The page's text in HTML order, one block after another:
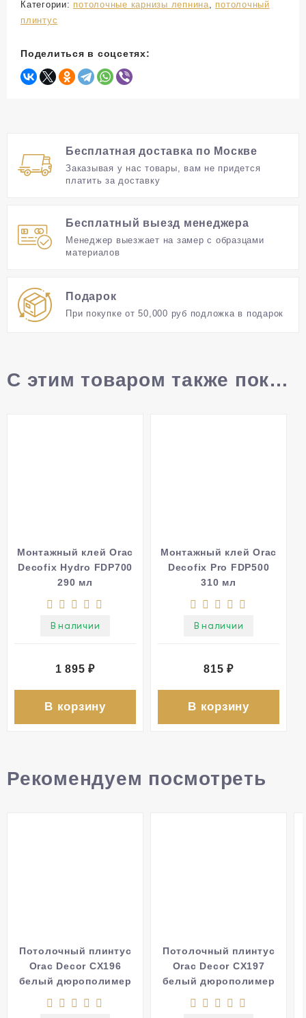
Категории: потолочные карнизы лепнина
потолочный
плинтус
Поделиться в соцсетях:
Бесплатная доставка по Москве
Заказывая у нас товары, вам не придется
платить за доставку
Бесплатный выезд менеджера
Менеджер выезжает на замер с образцами
материалов
Подарок
При покупке от 50,000 руб подложка в подарок
С этим товаром также покупают
Монтажный клей Orac
Decofix Hydro FDP700
290 мл
В наличии
1 895₽
В корзину
Монтажный клей Orac
Decofix Pro FDP500
310 мл
В наличии
815₽
В корзину
Рекомендуем посмотреть
Потолочный плинтус
Orac Decor CX196
белый дюрополимер
Потолочный плинтус
Orac Decor CX197
белый дюрополимер